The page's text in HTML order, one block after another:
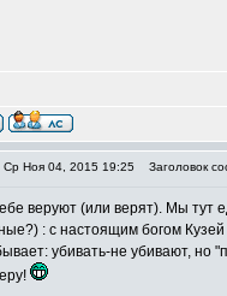
Ср Ноя 04, 2015 19:25 Заголовок
веруют (или верят). Мы тут
: с настоящим богом
убивать-не убивают, но